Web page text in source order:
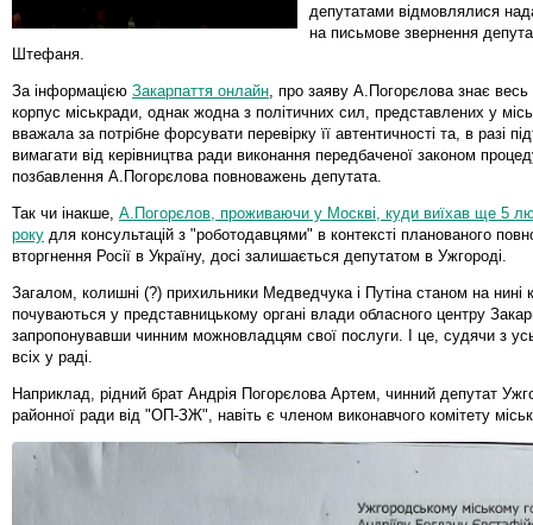
депутатами відмовлялися
на письмове звернення
Штефаня.
За інформацією Закарпаття онлайн , про заяву А.Погорєлова знає весь
корпус міськради, однак жодна з політичних сил, представлених у
вважала за потрібне форсувати перевірку її автентичності та, в разі
вимагати від керівництва ради виконання передбаченої законом
позбавлення А.Погорєлова повноважень депутата.
Так чи інакше, А.Погорєлов, проживаючи у Москві, куди виїхав ще 5
року для консультацій з "роботодавцями" в контексті планованого
вторгнення Росії в Україну, досі залишається депутатом в Ужгороді.
Загалом, колишні (?) прихильники Медведчука і Путіна станом на нині
почуваються у представницькому органі влади обласного центру
запропонувавши чинним можновладцям свої послуги. І це, судячи з
всіх у раді.
Наприклад, рідний брат Андрія Погорєлова Артем, чинний депутат
районної ради від "ОП-ЗЖ", навіть є членом виконавчого комітету